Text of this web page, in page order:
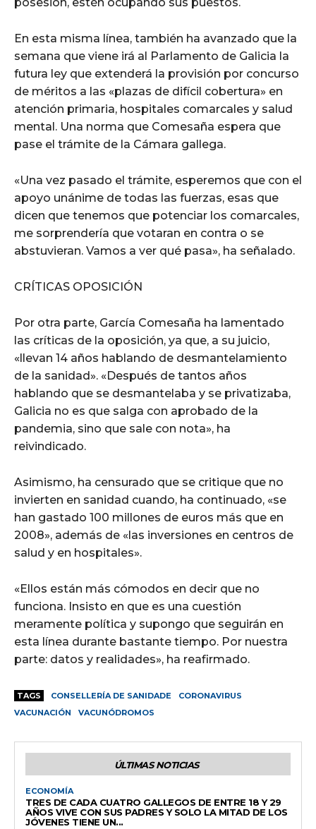
En esta misma línea, también ha avanzado que la
semana que viene irá al Parlamento de Galicia la
futura ley que extenderá la provisión por concurso
de méritos a las «plazas de difícil cobertura» en
atención primaria, hospitales comarcales y salud
mental. Una norma que Comesaña espera que
pase el trámite de la Cámara gallega.
«Una vez pasado el trámite, esperemos que con el
apoyo unánime de todas las fuerzas, esas que
dicen que tenemos que potenciar los comarcales,
me sorprendería que votaran en contra o se
abstuvieran. Vamos a ver qué pasa», ha señalado.
CRÍTICAS OPOSICIÓN
Por otra parte, García Comesaña ha lamentado
las críticas de la oposición, ya que, a su juicio,
«llevan 14 años hablando de desmantelamiento
de la sanidad». «Después de tantos años
hablando que se desmantelaba y se privatizaba,
Galicia no es que salga con aprobado de la
pandemia, sino que sale con nota», ha
reivindicado.
Asimismo, ha censurado que se critique que no
invierten en sanidad cuando, ha continuado, «se
han gastado 100 millones de euros más que en
2008», además de «las inversiones en centros de
salud y en hospitales».
«Ellos están más cómodos en decir que no
funciona. Insisto en que es una cuestión
meramente política y supongo que seguirán en
esta línea durante bastante tiempo. Por nuestra
parte: datos y realidades», ha reafirmado.
TAGS CONSELLERÍA DE SANIDADE
CORONAVIRUS
VACUNACIÓN
VACUNÓDROMOS
ÚLTIMAS NOTICIAS
ECONOMÍA
TRES DE CADA CUATRO GALLEGOS DE ENTRE 18 Y 29
AÑOS VIVE CON SUS PADRES Y SOLO LA MITAD DE LOS
JÓVENES TIENE UN...